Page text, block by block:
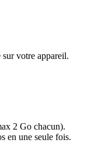
votre appareil.
2 Go chacun).
en une seule fois.